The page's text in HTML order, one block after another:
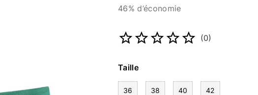
46% d’économie
(0)
Taille
36 38 40 42